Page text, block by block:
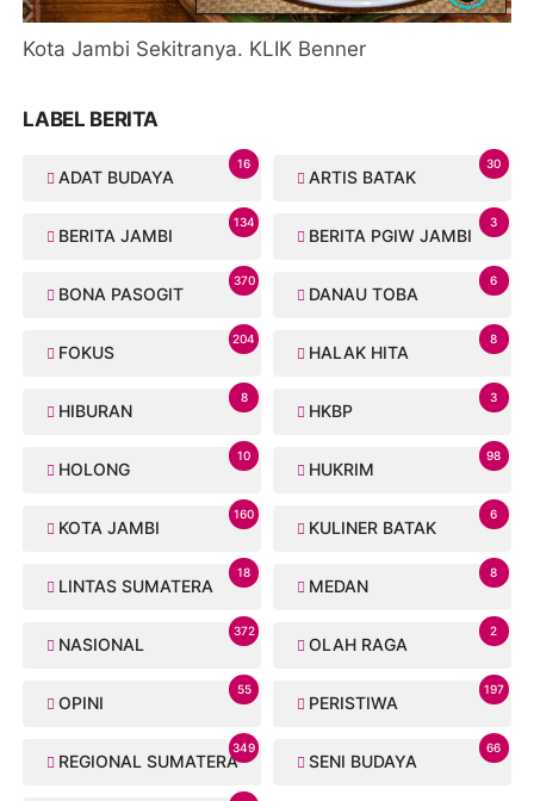
Kota Jambi Sekitranya. KLIK Benner
LABEL BERITA
ADAT BUDAYA
16
ARTIS BATAK
30
BERITA JAMBI
134
BERITA PGIW JAMBI
3
BONA PASOGIT
370
DANAU TOBA
6
FOKUS
204
HALAK HITA
8
HIBURAN
8
HKBP
3
HOLONG
10
HUKRIM
98
KOTA JAMBI
160
KULINER BATAK
6
LINTAS SUMATERA
18
MEDAN
8
NASIONAL
372
OLAH RAGA
2
OPINI
55
PERISTIWA
197
REGIONAL SUMATERA
349
SENI BUDAYA
66